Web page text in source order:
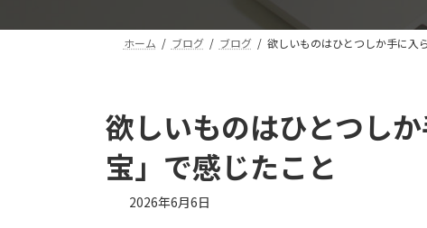
プ
動
ホーム ブログ ブログ 欲しいものはひとつしか手に入
欲しいものはひとつし
宝」で感じたこと
最
2026年6月6日